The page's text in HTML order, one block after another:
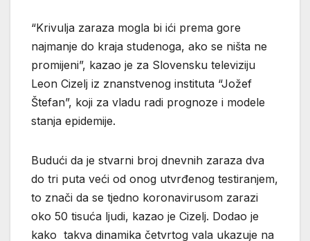
“Krivulja zaraza mogla bi ići prema gore
najmanje do kraja studenoga, ako se ništa ne
promijeni”, kazao je za Slovensku televiziju
Leon Cizelj iz znanstvenog instituta “Jožef
Štefan”, koji za vladu radi prognoze i modele
stanja epidemije.
Budući da je stvarni broj dnevnih zaraza dva
do tri puta veći od onog utvrđenog testiranjem,
to znači da se tjedno koronavirusom zarazi
oko 50 tisuća ljudi, kazao je Cizelj. Dodao je
kako takva dinamika četvrtog vala ukazuje na